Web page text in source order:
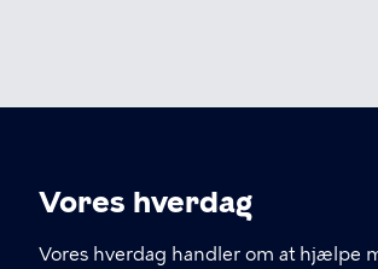
Vores hverdag
Vores hverdag handler om at hjælpe